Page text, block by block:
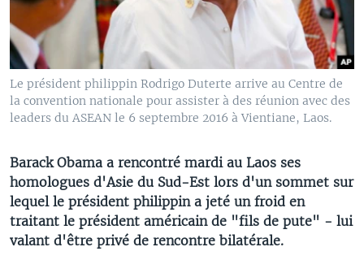
Le président philippin Rodrigo Duterte arrive au Centre de
la convention nationale pour assister à des réunion avec des
leaders du ASEAN le 6 septembre 2016 à Vientiane, Laos.
Barack Obama a rencontré mardi au Laos ses
homologues d'Asie du Sud-Est lors d'un sommet sur
lequel le président philippin a jeté un froid en
traitant le président américain de "fils de pute" - lui
valant d'être privé de rencontre bilatérale.